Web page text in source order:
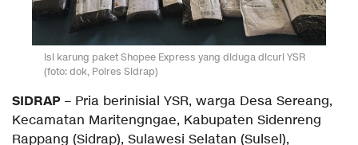
Isi karung paket Shopee Express yang diduga dicuri YSR
(foto: dok, Polres Sidrap)
SIDRAP – Pria berinisial YSR, warga Desa Sereang,
Kecamatan Maritengngae, Kabupaten Sidenreng
Rappang (Sidrap), Sulawesi Selatan (Sulsel),